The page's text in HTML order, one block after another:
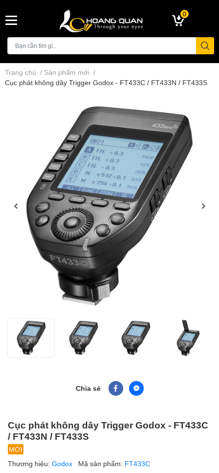
0
Trang chủ / Sản phẩm mới /
Cục phát không dây Trigger Godox - FT433C / FT433N / FT433S
Chia sẻ
Cục phát không dây Trigger Godox - FT433C
/ FT433N / FT433S
MỚI
Thương hiệu: Godox Mã sản phẩm: FT433C